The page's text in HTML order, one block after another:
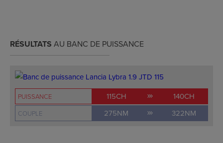
RÉSULTATS AU BANC DE PUISSANCE
PUISSANCE 115CH 140CH
COUPLE 275NM 322NM